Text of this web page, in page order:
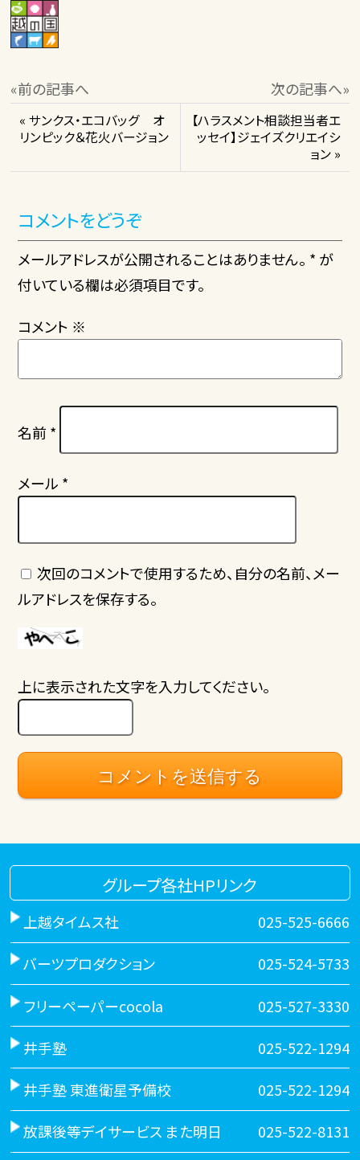
«前の記事へ 次の記事へ»
« サンクス・エコバッグ オ
リンピック＆花火バージョン
【ハラスメント相談担当者エ
ッセイ】ジェイズクリエイシ
ョン »
コメントをどうぞ
メールアドレスが公開されることはありません。 * が
付いている欄は必須項目です。
コメント ※
名前 *
メール *
次回のコメントで使用するため、自分の名前、メー
ルアドレスを保存する。
上に表示された文字を入力してください。
グループ各社HPリンク
上越タイムス社 025-525-6666
バーツプロダクション 025-524-5733
フリーペーパーcocola 025-527-3330
井手塾 025-522-1294
井手塾 東進衛星予備校 025-522-1294
放課後等デイサービス また明日 025-522-8131